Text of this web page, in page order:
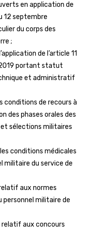
en application de
12 septembre
du corps des
;
de l’article 11
portant statut
et administratif
conditions de recours à
des phases orales des
sélections militaires
conditions médicales
militaire du service de
aux normes
personnel militaire de
relatif aux concours